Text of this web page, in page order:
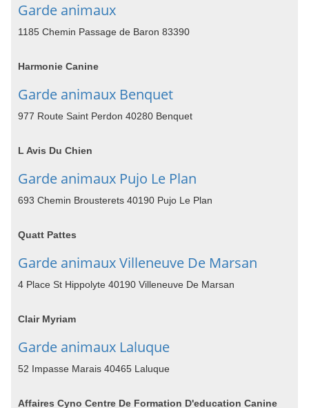
Garde animaux
1185 Chemin Passage de Baron 83390
Harmonie Canine
Garde animaux Benquet
977 Route Saint Perdon 40280 Benquet
L Avis Du Chien
Garde animaux Pujo Le Plan
693 Chemin Brousterets 40190 Pujo Le Plan
Quatt Pattes
Garde animaux Villeneuve De Marsan
4 Place St Hippolyte 40190 Villeneuve De Marsan
Clair Myriam
Garde animaux Laluque
52 Impasse Marais 40465 Laluque
Affaires Cyno Centre De Formation D'education Canine